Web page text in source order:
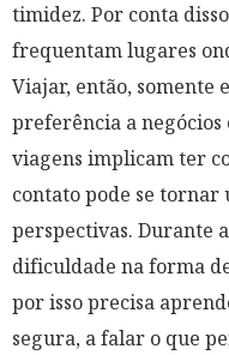
timidez. Por conta
frequentam lugares
Viajar, então, somente
preferência a negócios
viagens implicam ter
contato pode se tornar
perspectivas. Durante
dificuldade na forma
por isso precisa
segura, a falar o que